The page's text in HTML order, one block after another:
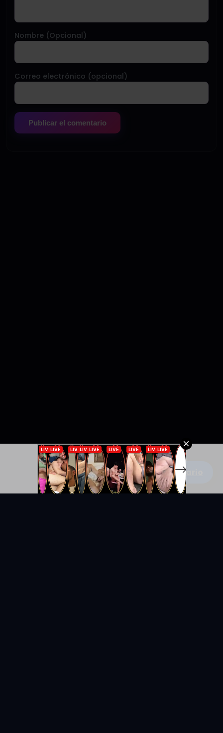
Escribe un comentario
Nombre (Opcional)
Correo electrónico (opcional)